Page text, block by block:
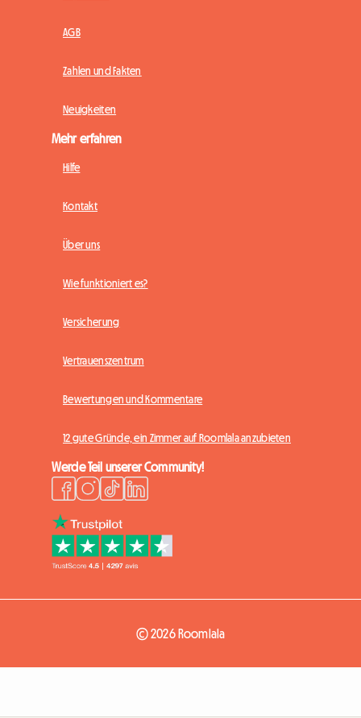
AGB
Zahlen und Fakten
Neuigkeiten
Mehr erfahren
Hilfe
Kontakt
Über uns
Wie funktioniert es?
Versicherung
Vertrauenszentrum
Bewertungen und Kommentare
12 gute Gründe, ein Zimmer auf Roomlala anzubieten
Werde Teil unserer Community!
© 2026 Roomlala